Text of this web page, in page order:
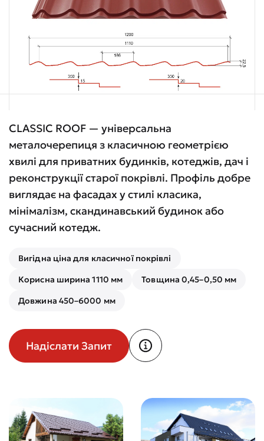
CLASSIC ROOF — універсальна
металочерепиця з класичною геометрією
хвилі для приватних будинків, котеджів, дач і
реконструкції старої покрівлі. Профіль добре
виглядає на фасадах у стилі класика,
мінімалізм, скандинавський будинок або
сучасний котедж.
Вигідна ціна для класичної покрівлі
Корисна ширина 1110 мм
Товщина 0,45–0,50 мм
Довжина 450–6000 мм
Надіслати Запит